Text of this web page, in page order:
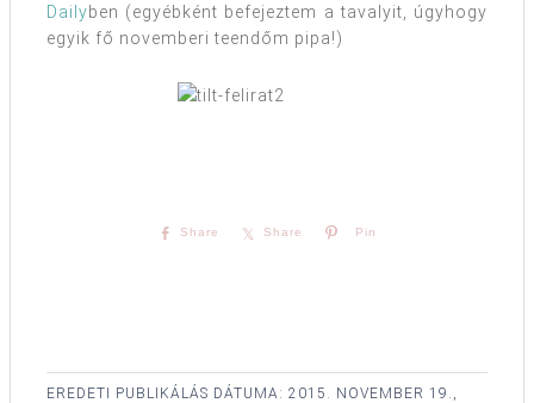
Dailyben (egyébként befejeztem a tavalyit, úgyhogy
egyik fő novemberi teendőm pipa!)
Share Share Pin
EREDETI PUBLIKÁLÁS DÁTUMA: 2015. NOVEMBER 19.,